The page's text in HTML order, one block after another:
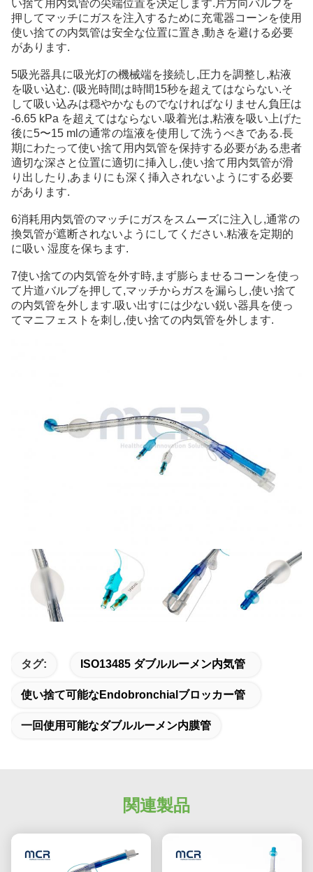
い捨て用内気管の尖端位置を決定します.片方向バルブを
押してマッチにガスを注入するために充電器コーンを使用
使い捨ての内気管は安全な位置に置き,動きを避ける必要
があります.
5吸光器具に吸光灯の機械端を接続し,圧力を調整し,粘液
を吸い込む. (吸光時間は時間15秒を超えてはならない.そ
して吸い込みは穏やかなものでなければなりません負圧は
-6.65 kPa を超えてはならない.吸着光は,粘液を吸い上げた
後に5〜15 mlの通常の塩液を使用して洗うべきである.長
期にわたって使い捨て用内気管を保持する必要がある患者
適切な深さと位置に適切に挿入し,使い捨て用内気管が滑
り出したり,あまりにも深く挿入されないようにする必要
があります.
6消耗用内気管のマッチにガスをスムーズに注入し,通常の
換気管が遮断されないようにしてください.粘液を定期的
に吸い 湿度を保ちます.
7使い捨ての内気管を外す時,まず膨らませるコーンを使っ
て片道バルブを押して,マッチからガスを漏らし,使い捨て
の内気管を外します.吸い出すには少ない鋭い器具を使っ
てマニフェストを刺し,使い捨ての内気管を外します.
タグ: ISO13485 ダブルルーメン内気管
使い捨て可能なendobronchialブロッカー管
一回使用可能なダブルルーメン内膜管
関連製品